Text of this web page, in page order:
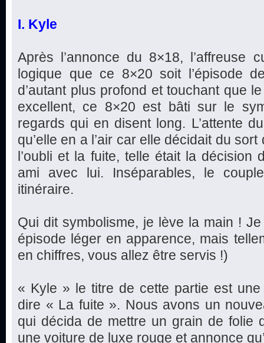
I. Kyle
Après l’annonce du 8×18, l’affreuse
logique que ce 8×20 soit l’épisode
d’autant plus profond et touchant que
excellent, ce 8×20 est bâti sur le
regards qui en disent long. L’attente
qu’elle en a l’air car elle décidait du
l’oubli et la fuite, telle était la décision
ami avec lui. Inséparables, le
itinéraire.
Qui dit symbolisme, je lève la main !
épisode léger en apparence, mais
en chiffres, vous allez être servis !)
« Kyle » le titre de cette partie est
dire « La fuite ». Nous avons un
qui décida de mettre un grain de folie
une voiture de luxe rouge et annonce